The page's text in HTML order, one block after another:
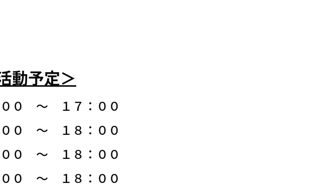
動予定＞
０ 〜 １７：００
００ 〜 １８：００
００ 〜 １８：００
００ 〜 １８：００